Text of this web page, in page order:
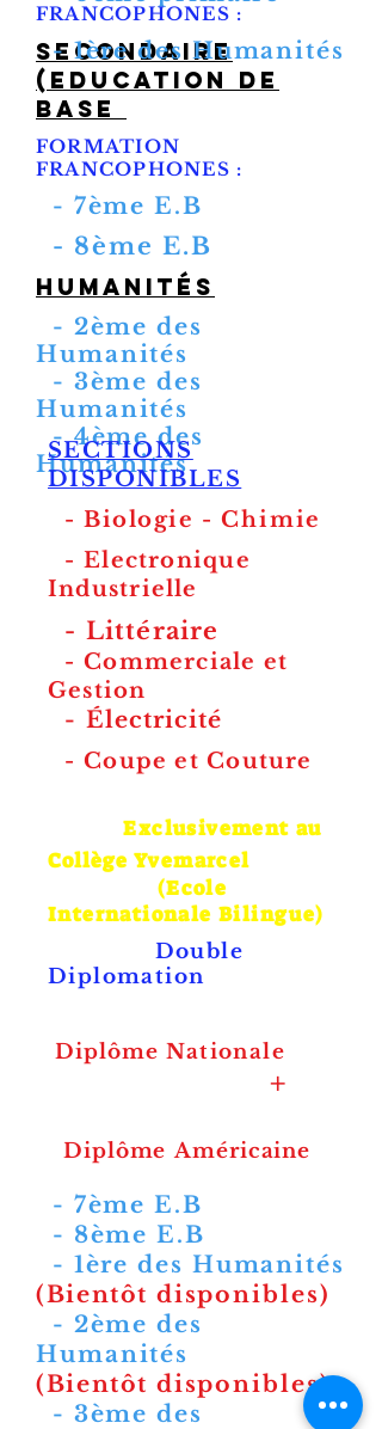
FRANCOPHONES :
Secondaire
(Education de
base
- 1ère des Humanités
FORMATION
FRANCOPHONES :
- 7ème E.B
- 8ème E.B
humanités
- 2ème des
Humanités
- 3ème des
Humanités
- 4ème des
Humanités
SECTIONS
DISPONIBLES
-Biologie - Chimie
-Electronique
Industrielle
- Littéraire
-Commerciale et
Gestion
- Électricité
-Coupe et Couture
Exclusivement au
CollègeYvemarcel
(Ecole
Internationale Bilingue)
Double
Diplomation
Diplôme Nationale
+
Diplôme Américaine
- 7ème E.B
- 8ème E.B
- 1ère des Humanités
(Bientôt disponibles)
- 2ème des
Humanités
(Bientôt disponibles)
- 3ème des